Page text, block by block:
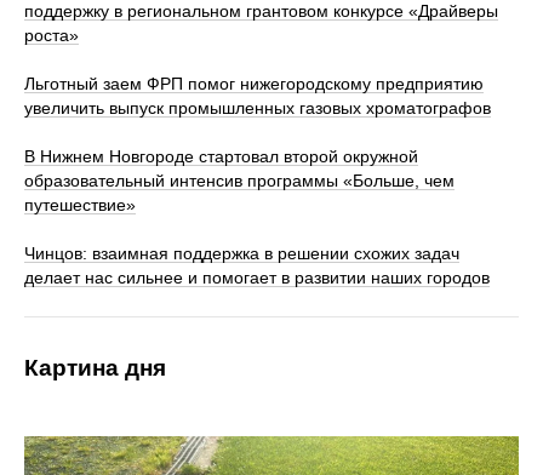
поддержку в региональном грантовом конкурсе «Драйверы
роста»
Льготный заем ФРП помог нижегородскому предприятию
увеличить выпуск промышленных газовых хроматографов
В Нижнем Новгороде стартовал второй окружной
образовательный интенсив программы «Больше, чем
путешествие»
Чинцов: взаимная поддержка в решении схожих задач
делает нас сильнее и помогает в развитии наших городов
Картина дня